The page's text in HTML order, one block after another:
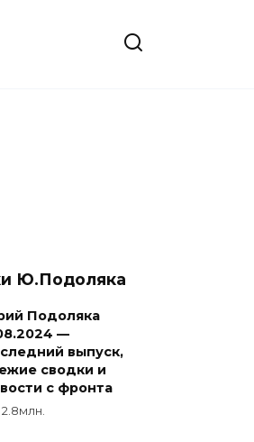
Ю.Подоляка
Подоляка
—
выпуск,
сводки и
с фронта
2.8млн.